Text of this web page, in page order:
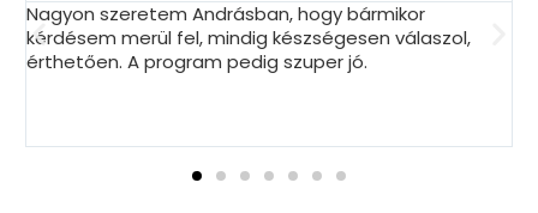
Nagyon szeretem Andrásban, hogy bármikor
kérdésem merül fel, mindig készségesen válaszol,
érthetően. A program pedig szuper jó.